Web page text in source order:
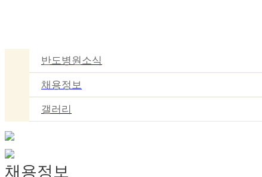
반도병원소식
채용정보
갤러리
채용정보